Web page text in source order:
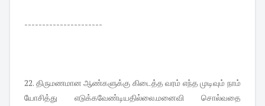
----------------------
22. திருமணமான ஆண்களுக்கு கிடைத்த வரம் எந்த முடிவும் நாம்
யோசித்து எடுக்கவேண்டியதில்லை.மனைவி சொல்வதை